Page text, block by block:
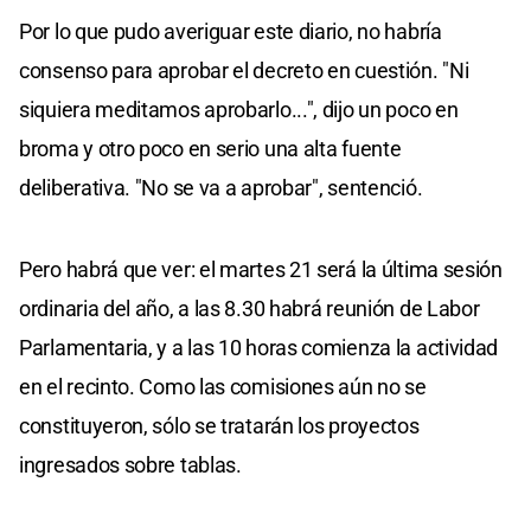
Por lo que pudo averiguar este diario, no habría
consenso para aprobar el decreto en cuestión. "Ni
siquiera meditamos aprobarlo...", dijo un poco en
broma y otro poco en serio una alta fuente
deliberativa. "No se va a aprobar", sentenció.
Pero habrá que ver: el martes 21 será la última sesión
ordinaria del año, a las 8.30 habrá reunión de Labor
Parlamentaria, y a las 10 horas comienza la actividad
en el recinto. Como las comisiones aún no se
constituyeron, sólo se tratarán los proyectos
ingresados sobre tablas.